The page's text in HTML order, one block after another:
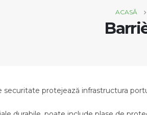
ACASĂ
securitate protejează infrastructura